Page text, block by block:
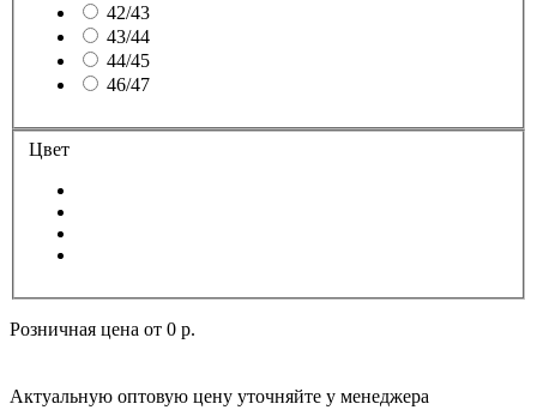
42/43
43/44
44/45
46/47
Цвет
Розничная цена от 0 р.
Актуальную оптовую цену уточняйте у менеджера